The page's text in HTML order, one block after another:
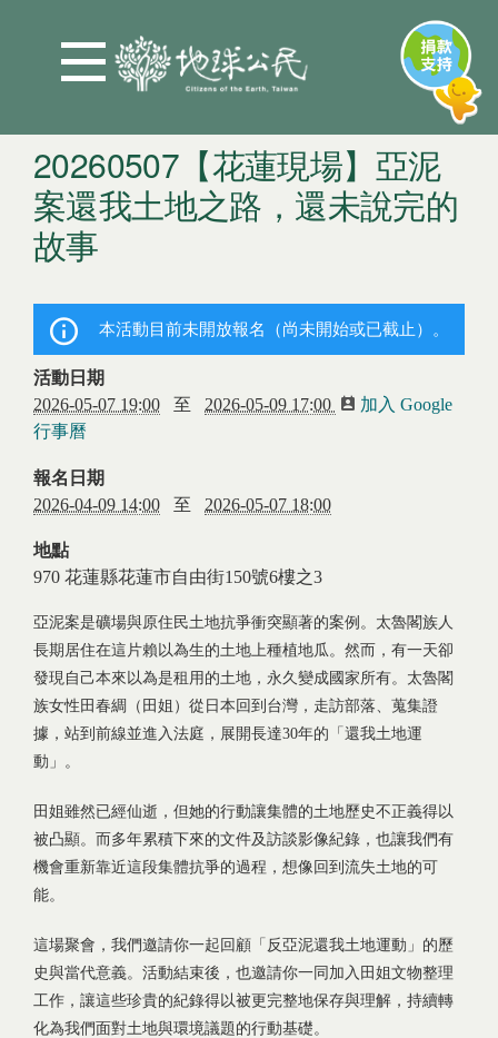
20260507【花蓮現場】亞泥
案還我土地之路，還未說完的
故事
您在這裡本活動目前未開放報名（尚未開始或已截止）。
活動日期
2026-05-07 19:00 至 2026-05-09 17:00
加入 Google
行事曆
報名日期
2026-04-09 14:00 至 2026-05-07 18:00
地點
970 花蓮縣花蓮市自由街150號6樓之3
亞泥案是礦場與原住民土地抗爭衝突顯著的案例。太魯閣族人
長期居住在這片賴以為生的土地上種植地瓜。然而，有一天卻
發現自己本來以為是租用的土地，永久變成國家所有。太魯閣
族女性田春綢（田姐）從日本回到台灣，走訪部落、蒐集證
據，站到前線並進入法庭，展開長達30年的「還我土地運
動」。
田姐雖然已經仙逝，但她的行動讓集體的土地歷史不正義得以
被凸顯。而多年累積下來的文件及訪談影像紀錄，也讓我們有
機會重新靠近這段集體抗爭的過程，想像回到流失土地的可
能。
這場聚會，我們邀請你一起回顧「反亞泥還我土地運動」的歷
史與當代意義。活動結束後，也邀請你一同加入田姐文物整理
工作，讓這些珍貴的紀錄得以被更完整地保存與理解，持續轉
化為我們面對土地與環境議題的行動基礎。